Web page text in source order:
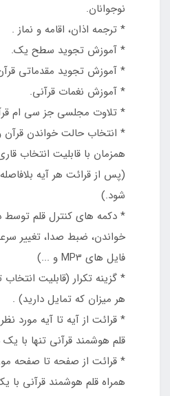
نوجوانان.
* ترجمه اذان، اقامه و نماز .
* آموزش تجويد سطح يک.
* آموزش تجويد مقدماتي
* آموزش نغمات قرآني.
* تلاوت مجلسي جز سي ام
* انتخاب حالت خواندن
همزمان با قابلیت انتخاب
(پس از قرائت هر آیه
شود.)
* دکمه هاي کنترل قلم توسط
خواندن، ضبط صدا، تغییر
فایل های MP3 و ...)
* گزينه تکرار (قابلیت انتخاب
هر میزان که تمایل دارید) .
* قرائت از آیه تا آیه مورد
قلم هوشمند قرآنی تنها با
* قرائت از صفحه تا صفحه
همراه قلم هوشمند قرآنی با